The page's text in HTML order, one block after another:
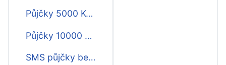
Půjčky 5000 Kč bez potvrzování příjmu
Půjčky 10000 Kč bez potvrzování příjmu
SMS půjčky bez 1 Kč a bez potvrzování příjmu